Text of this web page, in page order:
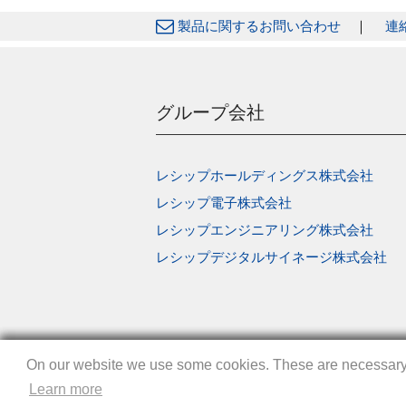
製品に関するお問い合わせ ｜ 連
グループ会社
レシップホールディングス株式会社
レシップ電子株式会社
レシップエンジニアリング株式会社
レシップデジタルサイネージ株式会社
On our website we use some cookies. These are
Learn more
On our website we use some cookies. These are
Learn more
On our website we use some cookies. These are
Learn more